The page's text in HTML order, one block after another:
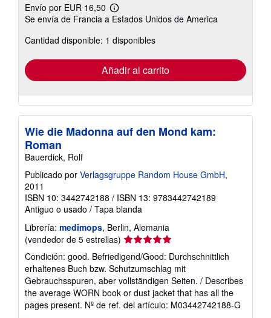
Envío por EUR 16,50
Más
información
las
tarifas
envío
Se envía de Francia a Estados Unidos de America
Cantidad disponible: 1 disponibles
Añadir al carrito
Wie die Madonna auf den Mond kam:
Roman
Bauerdick, Rolf
Publicado por Verlagsgruppe Random House GmbH,
2011
ISBN 10: 3442742188 / ISBN 13: 9783442742189
Antiguo o usado / Tapa blanda
Librería: medimops, Berlin, Alemania
(vendedor de 5 estrellas) Calificación
vendedor:
5
de
5
estrellas
Condición: good. Befriedigend/Good: Durchschnittlich
erhaltenes Buch bzw. Schutzumschlag mit
Gebrauchsspuren, aber vollständigen Seiten. / Describes
the average WORN book or dust jacket that has all the
pages present. Nº de ref. del artículo: M03442742188-G